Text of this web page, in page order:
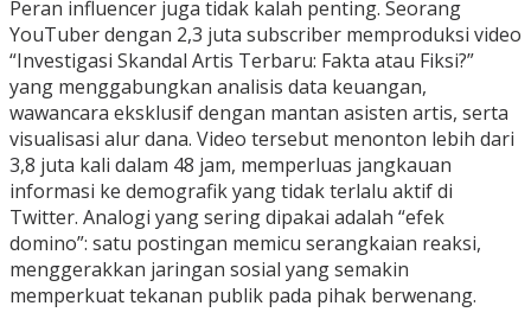
Peran influencer juga tidak kalah penting. Seorang
YouTuber dengan 2,3 juta subscriber memproduksi video
“Investigasi Skandal Artis Terbaru: Fakta atau Fiksi?”
yang menggabungkan analisis data keuangan,
wawancara eksklusif dengan mantan asisten artis, serta
visualisasi alur dana. Video tersebut menonton lebih dari
3,8 juta kali dalam 48 jam, memperluas jangkauan
informasi ke demografik yang tidak terlalu aktif di
Twitter. Analogi yang sering dipakai adalah “efek
domino”: satu postingan memicu serangkaian reaksi,
menggerakkan jaringan sosial yang semakin
memperkuat tekanan publik pada pihak berwenang.